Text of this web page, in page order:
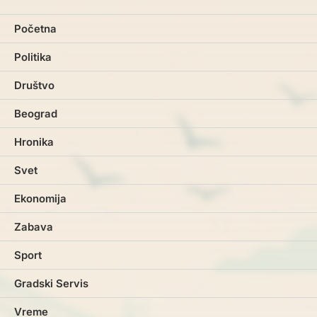
Početna
Politika
Društvo
Beograd
Hronika
Svet
Ekonomija
Zabava
Sport
Gradski Servis
Vreme